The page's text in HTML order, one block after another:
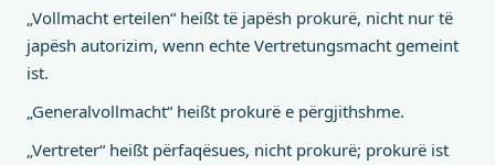
„Vollmacht erteilen“ heißt të japësh prokurë, nicht nur të
japësh autorizim, wenn echte Vertretungsmacht gemeint
ist.
„Generalvollmacht“ heißt prokurë e përgjithshme.
„Vertreter“ heißt përfaqësues, nicht prokurë; prokurë ist